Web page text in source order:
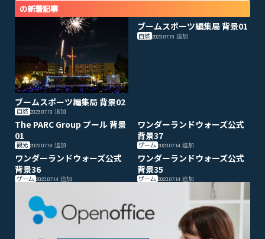
の新着記事
ブームスポーツ編集局 背景02
自然 2023.07.19 追加
ブームスポーツ編集局 背景01
自然 2023.07.19追加
The PARC Group プール 背景
01
観光 2023.07.18 追加
ワンダーランドウォーズ公式
背景37
ゲーム 2023.07.14追加
ワンダーランドウォーズ公式
背景36
ゲーム 2023.07.14 追加
ワンダーランドウォーズ公式
背景35
ゲーム 2023.07.14追加